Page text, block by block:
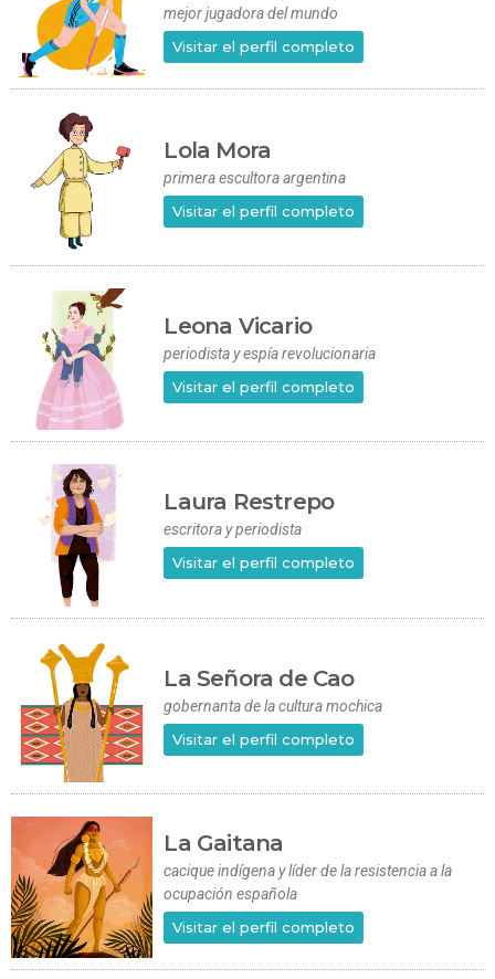
mejor jugadora del mundo
Visitar el perfil completo
Lola Mora
primera escultora argentina
Visitar el perfil completo
Leona Vicario
periodista y espía revolucionaria
Visitar el perfil completo
Laura Restrepo
escritora y periodista
Visitar el perfil completo
La Señora de Cao
gobernanta de la cultura mochica
Visitar el perfil completo
La Gaitana
cacique indígena y líder de la resistencia a la
ocupación española
Visitar el perfil completo